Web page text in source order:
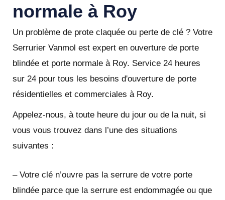
normale à Roy
Un problème de prote claquée ou perte de clé ? Votre
Serrurier Vanmol est expert en ouverture de porte
blindée et porte normale à Roy. Service 24 heures
sur 24 pour tous les besoins d'ouverture de porte
résidentielles et commerciales à Roy.
Appelez-nous, à toute heure du jour ou de la nuit, si
vous vous trouvez dans l’une des situations
suivantes :
– Votre clé n’ouvre pas la serrure de votre porte
blindée parce que la serrure est endommagée ou que